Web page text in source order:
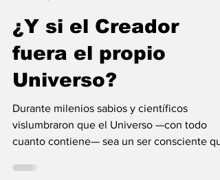
María Mercedes y Vladimir Gessen
9 jul
9 min de lectura
¿Y si el Creador
fuera el propio
Universo?
Durante milenios sabios y científicos